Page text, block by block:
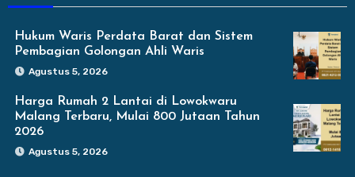
Hukum Waris Perdata Barat dan Sistem
Pembagian Golongan Ahli Waris
Agustus 5, 2026
Harga Rumah 2 Lantai di Lowokwaru
Malang Terbaru, Mulai 800 Jutaan Tahun
2026
Agustus 5, 2026